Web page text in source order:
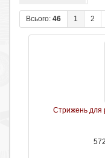
Всього: 46 1 2
Стрижень для